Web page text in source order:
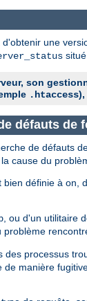
d'obtenir une
son
.htaccess),
défauts de
de défauts
cause du
bien définie à on,
, ou d'un utilitaire
des processus
manière